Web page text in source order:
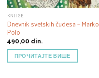
KNJIGE
Dnevnik svetskih čudesa – Marko
Polo
490,00 din.
ПРОЧИТАЈТЕ ВИШЕ